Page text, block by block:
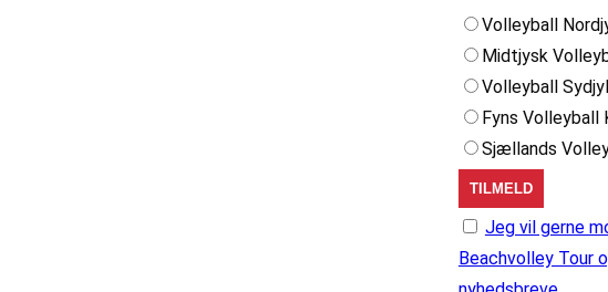
Volleyball
Midtjysk
Volleyball
Fyns Volleyball
Sjællands
Jeg vil gerne
Beachvolley Tour